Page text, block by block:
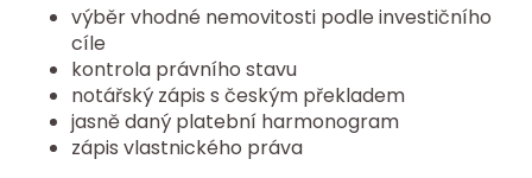
výběr vhodné nemovitosti podle investičního
cíle
kontrola právního stavu
notářský zápis s českým překladem
jasně daný platební harmonogram
zápis vlastnického práva